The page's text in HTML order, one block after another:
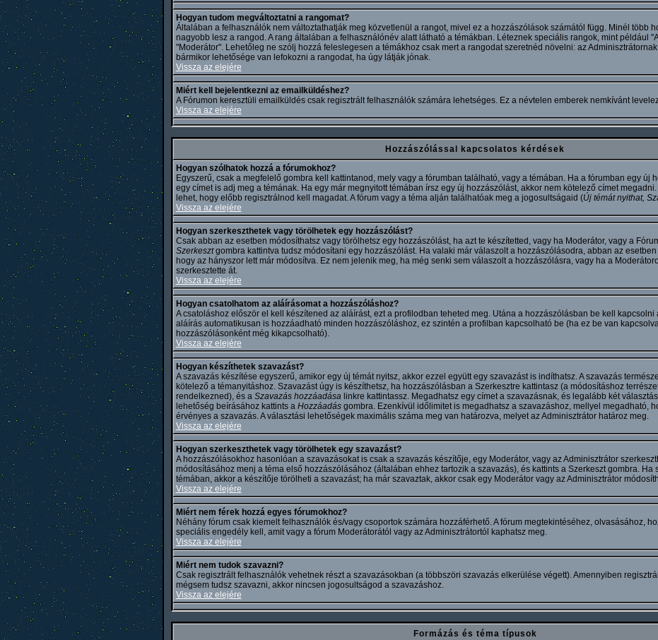
Hogyan tudom megváltoztatni a rangomat?
Általában a felhasználók nem változtathatják meg közvetlenül a rangot, mivel ez a hozzászólások számától függ. Minél több
nagyobb lesz a rangod. A rang általában a felhasználónév alatt látható a témákban. Léteznek speciális rangok, mint például
"Moderátor". Lehetőleg ne szólj hozzá feleslegesen a témákhoz csak mert a rangodat szeretnéd növelni: az
bármikor lehetősége van lefokozni a rangodat, ha úgy látják jónak.
Vissza az elejére
Miért kell bejelentkezni az emailküldéshez?
A Fórumon keresztüli emailküldés csak regisztrált felhasználók számára lehetséges. Ez a névtelen emberek nemkívánt
Vissza az elejére
Hozzászólással kapcsolatos kérdések
Hogyan szólhatok hozzá a fórumokhoz?
Egyszerű, csak a megfelelő gombra kell kattintanod, mely vagy a fórumban található, vagy a témában. Ha a fórumban egy új
egy címet is adj meg a témának. Ha egy már megnyitott témában írsz egy új hozzászólást, akkor nem kötelező címet
lehet, hogy előbb regisztrálnod kell magadat. A fórum vagy a téma alján találhatóak meg a jogosultságaid (Új témát nyithat,
Vissza az elejére
Hogyan szerkeszthetek vagy törölhetek egy hozzászólást?
Csak abban az esetben módosíthatsz vagy törölhetsz egy hozzászólást, ha azt te készítetted, vagy ha Moderátor, vagy a
Szerkesztgombra kattintva tudsz módosítani egy hozzászólást. Ha valaki már válaszolt a hozzászólásodra, abban az
hogy az hányszor lett már módosítva. Ez nem jelenik meg, ha még senki sem válaszolt a hozzászólásra, vagy ha a
szerkesztette át.
Vissza az elejére
Hogyan csatolhatom az aláírásomat a hozzászóláshoz?
A csatoláshoz először el kell készítened az aláírást, ezt a profilodban teheted meg. Utána a hozzászólásban be kell kapcsolni
aláírás automatikusan is hozzáadható minden hozzászóláshoz, ez szintén a profilban kapcsolható be (ha ez be van
hozzászólásonként még kikapcsolható).
Vissza az elejére
Hogyan készíthetek szavazást?
A szavazás készítése egyszerű, amikor egy új témát nyitsz, akkor ezzel együtt egy szavazást is indíthatsz. A szavazás
kötelező a témanyitáshoz. Szavazást úgy is készíthetsz, ha hozzászólásban a Szerkesztre kattintasz (a módosításhoz
rendelkezned), és a Szavazás hozzáadásalinkre kattintassz. Megadhatsz egy címet a szavazásnak, és legalább két
lehetőség beírásához kattints a Hozzáadásgombra. Ezenkívül időlimitet is megadhatsz a szavazáshoz, mellyel megadható,
érvényes a szavazás. A választási lehetőségek maximális száma meg van határozva, melyet az Adminisztrátor határoz meg.
Vissza az elejére
Hogyan szerkeszthetek vagy törölhetek egy szavazást?
A hozzászólásokhoz hasonlóan a szavazásokat is csak a szavazás készítője, egy Moderátor, vagy az Adminisztrátor
módosításához menj a téma első hozzászólásához (általában ehhez tartozik a szavazás), és kattints a Szerkeszt gombra. Ha
témában, akkor a készítője törölheti a szavazást; ha már szavaztak, akkor csak egy Moderátor vagy az Adminisztrátor
Vissza az elejére
Miért nem férek hozzá egyes fórumokhoz?
Néhány fórum csak kiemelt felhasználók és/vagy csoportok számára hozzáférhető. A fórum megtekintéséhez, olvasásához,
speciális engedély kell, amit vagy a fórum Moderátorától vagy az Adminisztrátortól kaphatsz meg.
Vissza az elejére
Miért nem tudok szavazni?
Csak regisztrált felhasználók vehetnek részt a szavazásokban (a többszöri szavazás elkerülése végett). Amennyiben
mégsem tudsz szavazni, akkor nincsen jogosultságod a szavazáshoz.
Vissza az elejére
Formázás és téma típusok